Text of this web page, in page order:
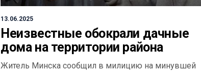
13.06.2025
Неизвестные обокрали дачные
дома на территории района
Житель Минска сообщил в милицию на минувшей